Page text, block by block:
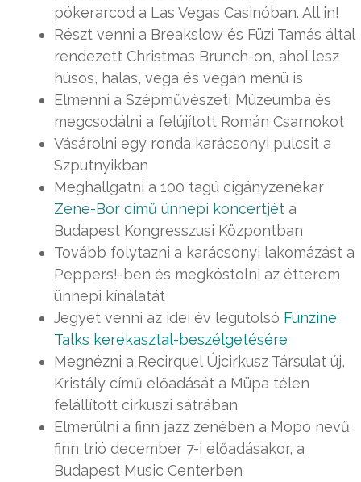
pókerarcod a Las Vegas Casinóban. All in!
Részt venni a Breakslow és Füzi Tamás által
rendezett Christmas Brunch-on, ahol lesz
húsos, halas, vega és vegán menü is
Elmenni a Szépművészeti Múzeumba és
megcsodálni a felújított Román Csarnokot
Vásárolni egy ronda karácsonyi pulcsit a
Szputnyikban
Meghallgatni a 100 tagú cigányzenekar
Zene-Bor című ünnepi koncertjét a
Budapest Kongresszusi Központban
Tovább folytazni a karácsonyi lakomázást a
Peppers!-ben és megkóstolni az étterem
ünnepi kínálatát
Jegyet venni az idei év legutolsó Funzine
Talks kerekasztal-beszélgetésére
Megnézni a Recirquel Újcirkusz Társulat új,
Kristály című előadását a Müpa télen
felállított cirkuszi sátrában
Elmerülni a finn jazz zenében a Mopo nevű
finn trió december 7-i előadásakor, a
Budapest Music Centerben